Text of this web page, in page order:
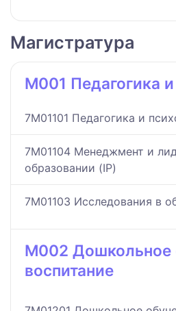
Магистратура
M001 Педагогика
7M01101 Педагогика и
7M01104 Менеджмент и
образовании (IP)
7M01103 Исследования в
M002 Дошкольное
воспитание